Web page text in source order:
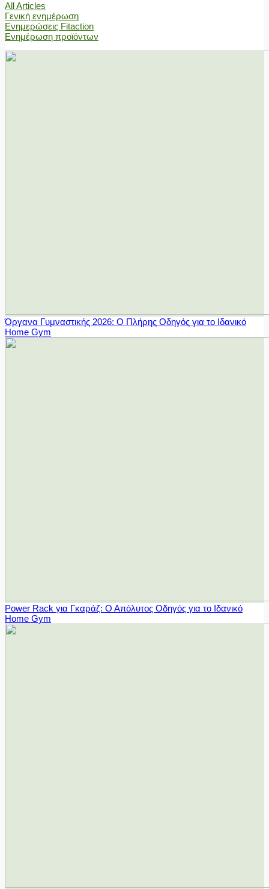
All Articles
Γενική ενημέρωση
Ενημερώσεις Fitaction
Ενημέρωση προϊόντων
Όργανα Γυμναστικής 2026: Ο Πλήρης Οδηγός για το Ιδανικό
Home Gym
Power Rack για Γκαράζ: Ο Απόλυτος Οδηγός για το Ιδανικό
Home Gym